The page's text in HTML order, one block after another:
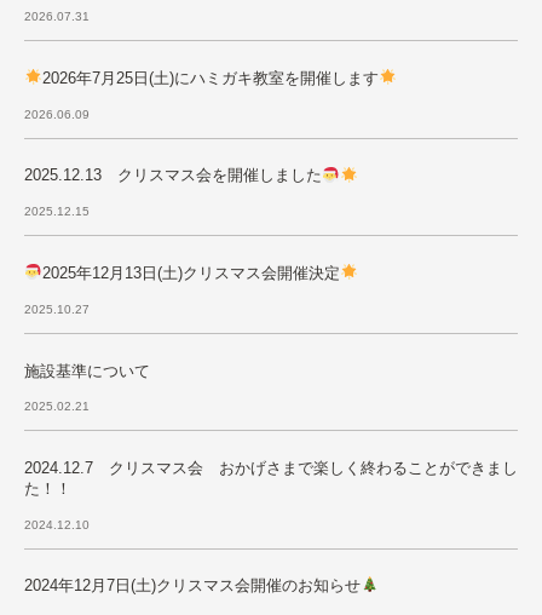
2026.07.31
2026年7月25日(土)にハミガキ教室を開催します
2026.06.09
2025.12.13 クリスマス会を開催しました
2025.12.15
2025年12月13日(土)クリスマス会開催決定
2025.10.27
施設基準について
2025.02.21
2024.12.7 クリスマス会 おかげさまで楽しく終わることができまし
た！！
2024.12.10
2024年12月7日(土)クリスマス会開催のお知らせ